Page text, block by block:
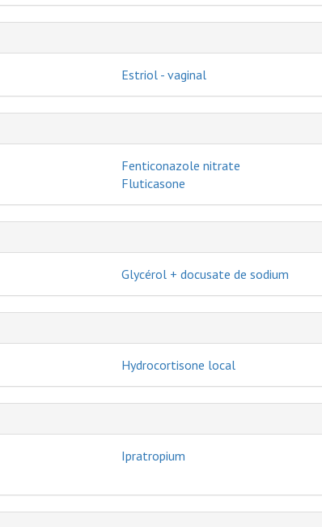
Estriol - vaginal
Fenticonazole nitrate
Fluticasone
Glycérol + docusate de sodium
Hydrocortisone local
Ipratropium